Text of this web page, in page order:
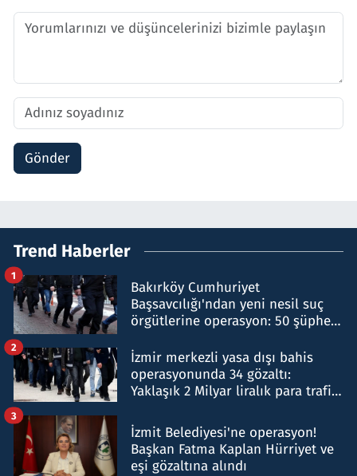
Gönder
Trend Haberler
Bakırköy Cumhuriyet
Başsavcılığı'ndan yeni nesil suç
örgütlerine operasyon: 50 şüpheli
1
İzmir merkezli yasa dışı bahis
operasyonunda 34 gözaltı:
Yaklaşık 2 Milyar liralık para trafiği
2
İzmit Belediyesi'ne operasyon!
Başkan Fatma Kaplan Hürriyet ve
eşi gözaltına alındı
3